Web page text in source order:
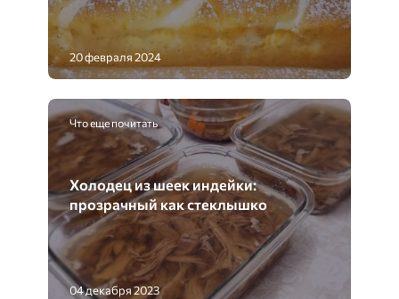
20 февраля 2024
Что еще почитать
Холодец из шеек индейки:
прозрачный как стеклышко
04 декабря 2023